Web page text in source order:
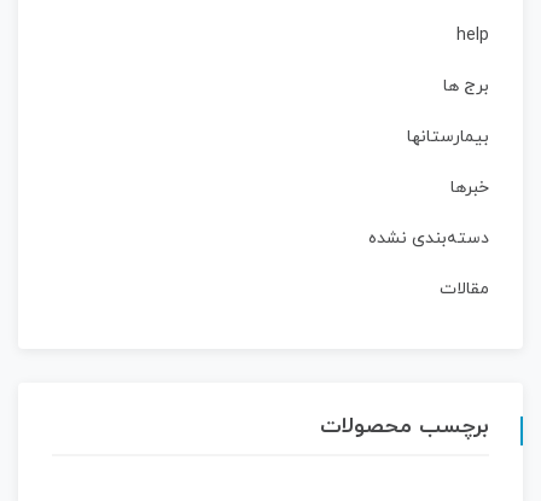
help
برج ها
بیمارستانها
خبرها
دسته‌بندی نشده
مقالات
برچسب محصولات